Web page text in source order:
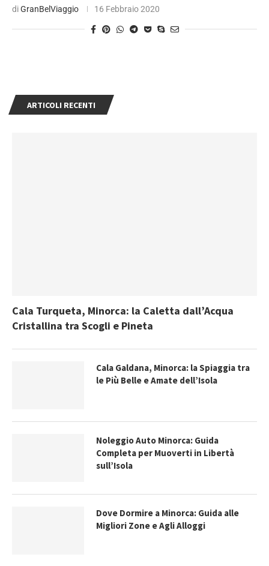
diGranBelViaggio 16 Febbraio 2020
ARTICOLI RECENTI
Cala Turqueta, Minorca: la Caletta dall’Acqua
Cristallina tra Scogli e Pineta
Cala Galdana, Minorca: la Spiaggia tra
le Più Belle e Amate dell’Isola
Noleggio Auto Minorca: Guida
Completa per Muoverti in Libertà
sull’Isola
Dove Dormire a Minorca: Guida alle
Migliori Zone e Agli Alloggi